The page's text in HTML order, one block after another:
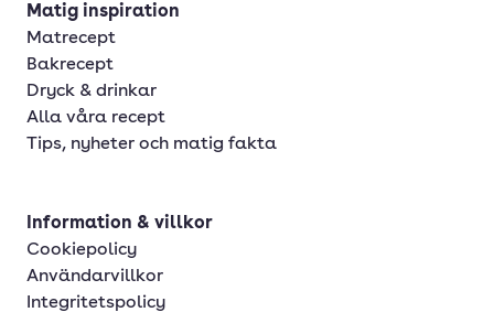
Matig inspiration
Matrecept
Bakrecept
Dryck & drinkar
Alla våra recept
Tips, nyheter och matig fakta
Information & villkor
Cookiepolicy
Användarvillkor
Integritetspolicy